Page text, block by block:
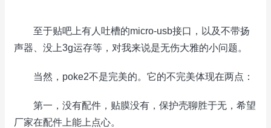
至于贴吧上有人吐槽的micro-usb接口，以及不带扬
声器、没上3g运存等，对我来说是无伤大雅的小问题。
当然，poke2不是完美的。它的不完美体现在两点：
第一，没有配件，贴膜没有，保护壳聊胜于无，希望
厂家在配件上能上点心。